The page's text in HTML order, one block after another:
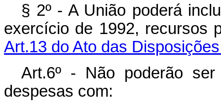
§ 2º - A União poderá
exercício de 1992, recursos
Art.13 do Ato das
Art.6º - Não poderão
despesas com: